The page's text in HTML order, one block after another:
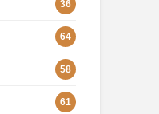
36
64
58
61